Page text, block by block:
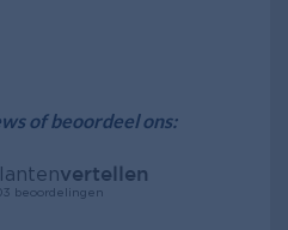
of beoordeel ons: